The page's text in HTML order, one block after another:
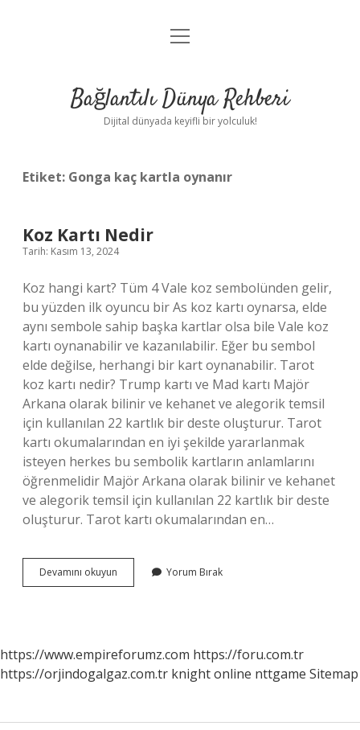
Anasayfa
Yasal Uyarı
menüyü
Bağlantılı Dünya Rehberi
Dijital dünyada keyifli bir yolculuk!
Etiket: Gonga kaç kartla oynanır
Koz Kartı Nedir
Tarih: Kasım 13, 2024
Koz hangi kart? Tüm 4 Vale koz sembolünden gelir,
bu yüzden ilk oyuncu bir As koz kartı oynarsa, elde
aynı sembole sahip başka kartlar olsa bile Vale koz
kartı oynanabilir ve kazanılabilir. Eğer bu sembol
elde değilse, herhangi bir kart oynanabilir. Tarot
koz kartı nedir? Trump kartı ve Mad kartı Majör
Arkana olarak bilinir ve kehanet ve alegorik temsil
için kullanılan 22 kartlık bir deste oluşturur. Tarot
kartı okumalarından en iyi şekilde yararlanmak
isteyen herkes bu sembolik kartların anlamlarını
öğrenmelidir Majör Arkana olarak bilinir ve kehanet
ve alegorik temsil için kullanılan 22 kartlık bir deste
oluşturur. Tarot kartı okumalarından en…
Devamını okuyun
Kartı
Yorum Bırak
https://www.empireforumz.com https://foru.com.tr
https://orjindogalgaz.com.tr knight online nttgame Sitemap